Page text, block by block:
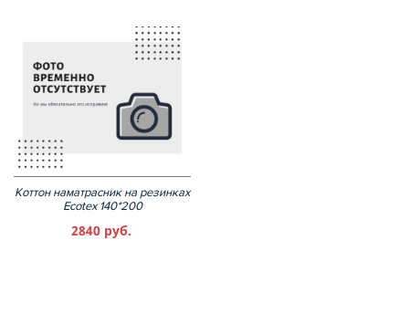
Коттон наматрасник на резинках
Ecotex 140*200
2840 руб.